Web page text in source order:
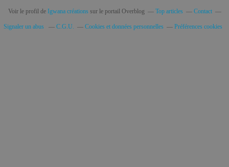
Voir le profil de Igwana créationssur le portail Overblog Top articles Contact
Signaler un abus C.G.U. Cookies et données personnelles Préférences cookies